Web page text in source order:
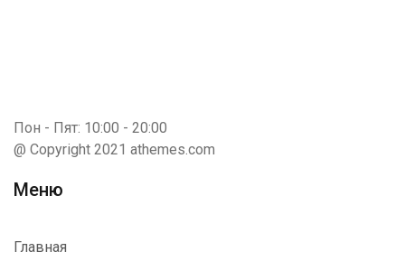
Пон - Пят: 10:00 - 20:00
@ Copyright 2021 athemes.com
Меню
Главная